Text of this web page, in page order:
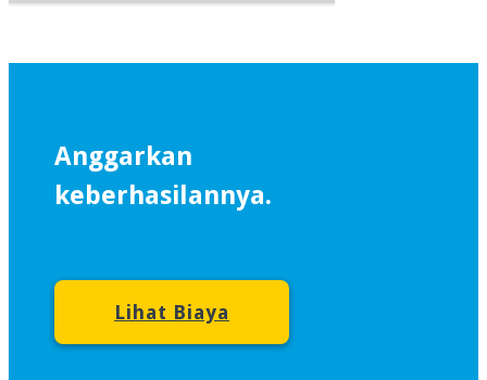
Anggarkan
keberhasilannya.
Lihat Biaya